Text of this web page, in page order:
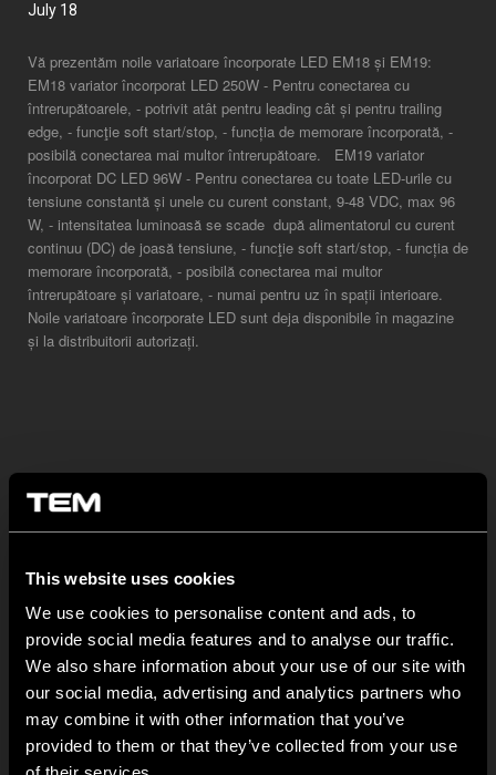
This website uses cookies
We use cookies to personalise content and ads, to
provide social media features and to analyse our traffic.
We also share information about your use of our site with
our social media, advertising and analytics partners who
may combine it with other information that you’ve
provided to them or that they’ve collected from your use
July 18
Vă prezentăm noile variatoare încorporate LED EM18 și EM19:
EM18 variator încorporat LED 250W - Pentru conectarea cu
întrerupătoarele, - potrivit atât pentru leading cât și pentru trailing
edge, - funcţie soft start/stop, - funcția de memorare încorporată, -
posibilă conectarea mai multor întrerupătoare. EM19 variator
încorporat DC LED 96W - Pentru conectarea cu toate LED-urile cu
tensiune constantă și unele cu curent constant, 9-48 VDC, max 96
W, - intensitatea luminoasă se scade după alimentatorul cu curent
continuu (DC) de joasă tensiune, - funcţie soft start/stop, - funcția de
memorare încorporată, - posibilă conectarea mai multor
întrerupătoare și variatoare, - numai pentru uz în spații interioare.
Noile variatoare încorporate LED sunt deja disponibile în magazine
și la distribuitorii autorizați.
BULETIN INFORMATIV
NEW: EM8A and EM8B Control Units
August 05
We are pleased to introduce two new control units to our
product range: EM8A...